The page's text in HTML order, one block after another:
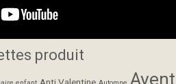
produit
Avent